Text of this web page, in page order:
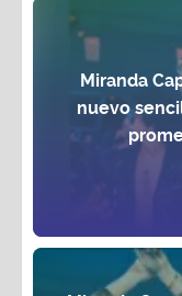
Miranda
nuevo